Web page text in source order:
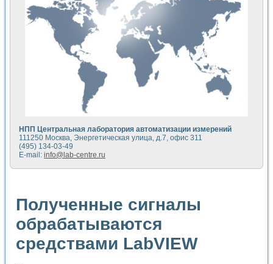
Портативная система для определения показателей
Использование LabVIEW для управления источником
Устройство для снятия вольт-амперных характеристик
Передовые научные технологии: нано-, фемто-,
Автоматизированная установка по измерению временных
Автоматизированный лабораторный комплекс на базе
Визуализация моделирования и оптимизации тепловой
Виртуальный прибор для исследования функциональных
Исследование возможности создания экономичного
Исследование кинетики движения макрочастиц в
Метод прогнозирования свойств дисперсных продуктов
Недорогая система управления сверхпроводящим
Применение технологий NI в курсе экспериментальной
Расчет переноса аэрозоля и выпадения осадка в
Применение NI VISION для геометрического анализа в
Управление движением с помощью программно -
Определение параметров всплывающих газовых
Система управления асинхронным тиристорным
НПП Центральная лаборатория автоматизации измерений
111250 Москва, Энергетическая улица, д.7, офис 311
(495) 134-03-49
E-mail: info@lab-centre.ru
Полученные сигналы
обрабатываются
средствами LabVIEW